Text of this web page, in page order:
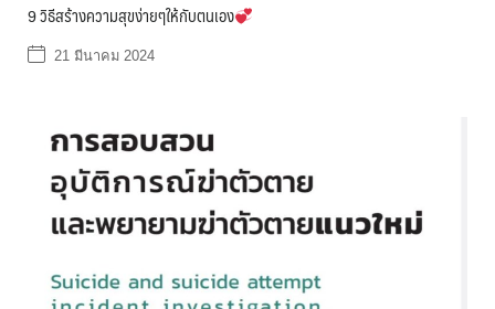
9 วิธีสร้างความสุขง่ายๆให้กับตนเอง
21 มีนาคม 2024